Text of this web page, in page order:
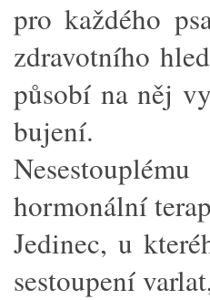
pro každého
zdravotního
působí na něj
bujení.
hormonální
Jedinec, u
sestoupení